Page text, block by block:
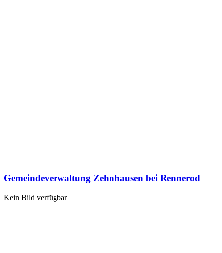
Gemeindeverwaltung Zehnhausen bei Rennerod
Kein Bild verfügbar